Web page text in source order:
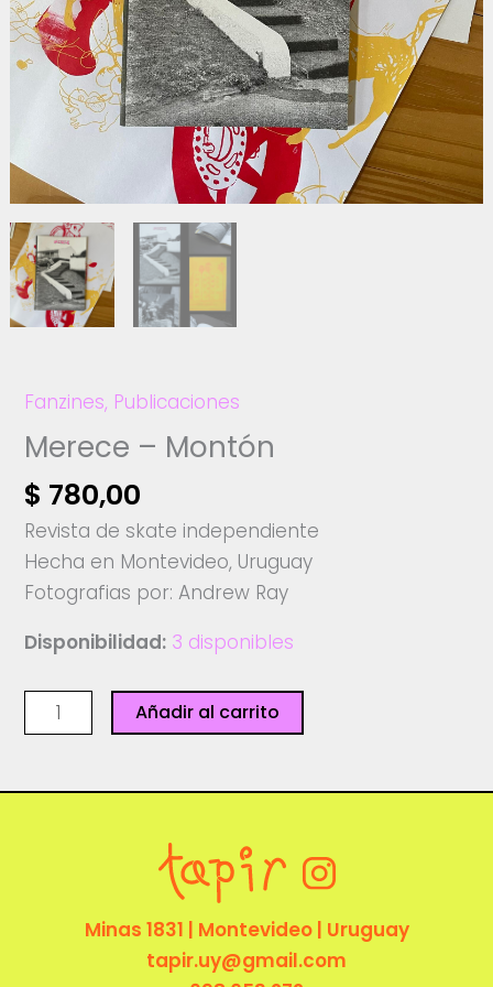
Fanzines, Publicaciones
Merece – Montón
$ 780,00
Revista de skate independiente
Hecha en Montevideo, Uruguay
Fotografias por: Andrew Ray
Disponibilidad: 3 disponibles
Merece
-
cantidad
Añadir al carrito
Minas 1831 | Montevideo | Uruguay
tapir.uy@gmail.com